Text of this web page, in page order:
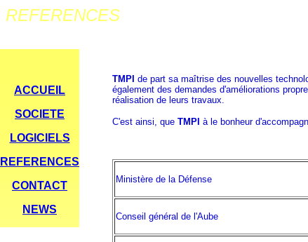
LES OUTILS DE L'ASSURANCE
ACCUEIL
SOCIETE
LOGICIELS
REFERENCES
CONTACT
NEWS
REFERENCES
TMPI de part sa maîtrise des nouvelles
également des demandes d'améliorations
réalisation de leurs travaux.
C'est ainsi, que TMPI à le bonheur
Ministère de la Défense
Conseil général de l'Aube